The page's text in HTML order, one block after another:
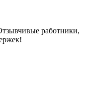
работники,